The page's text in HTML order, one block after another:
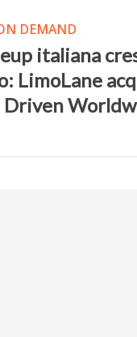
DEMAND
italiana
LimoLane
Driven